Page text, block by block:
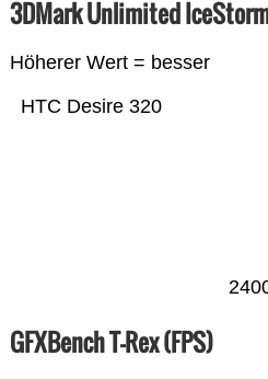
3DMark Unlimited
Höherer Wert = besser
HTC Desire 320
GFXBench T-Rex (FPS)